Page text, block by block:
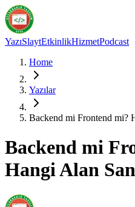
YazıSlaytEtkinlikHizmetPodcast
Home
Yazılar
Backend mi Frontend mi?
Backend mi
Hangi Alan